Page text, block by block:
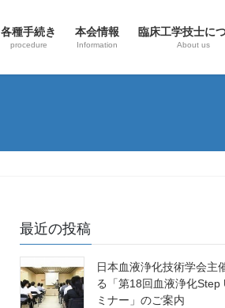
各種手続き
procedure
本会情報
Information
臨床工学技士に
About us
最近の投稿
日本血液浄化技術学会主
る「第18回血液浄化Step
ミナー」のご案内